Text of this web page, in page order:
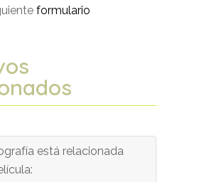
formulario
está relacionada